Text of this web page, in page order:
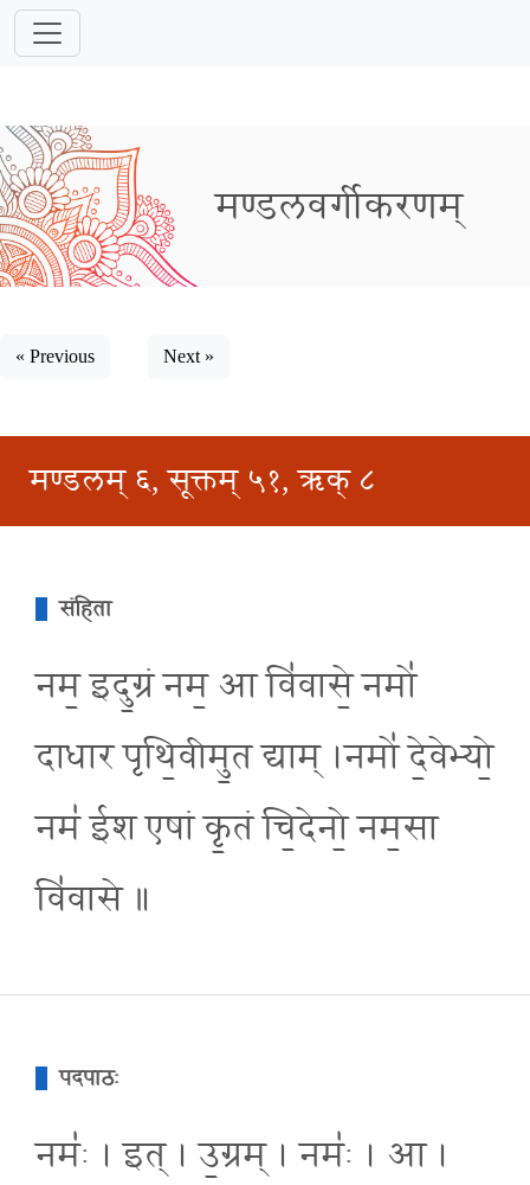
मण्डलवर्गीकरणम्
« Previous Next »
मण्डलम् ६, सूक्तम् ५१, ऋक् ८
संहिता
नम॒ इदु॒ग्रं नम॒ आ वि॑वासे॒ नमो॑
दाधार पृथि॒वीमु॒त द्याम् ।नमो॑ दे॒वेभ्यो॒
नम॑ ईश एषां कृ॒तं चि॒देनो॒ नम॒सा
वि॑वासे ॥
पदपाठः
नमः॑ । इत् । उ॒ग्रम् । नमः॑ । आ ।